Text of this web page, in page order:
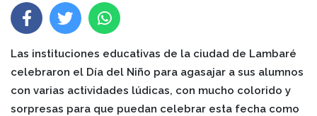
Las instituciones educativas de la ciudad de Lambaré
celebraron el Día del Niño para agasajar a sus alumnos
con varias actividades lúdicas, con mucho colorido y
sorpresas para que puedan celebrar esta fecha como